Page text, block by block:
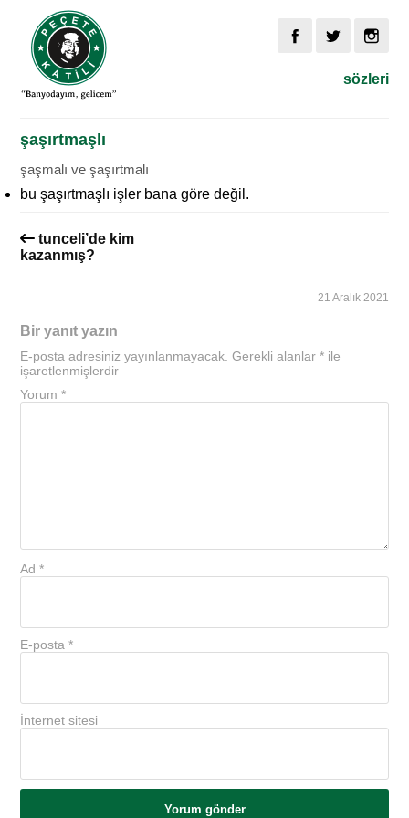
sözleri
şaşırtmaşlı
şaşmalı ve şaşırtmalı
bu şaşırtmaşlı işler bana göre değil.
tunceli’de kim
kazanmış?
21 Aralık 2021
Bir yanıt yazın
E-posta adresiniz yayınlanmayacak. Gerekli alanlar* ile
işaretlenmişlerdir
Yorum*
Ad*
E-posta*
İnternet sitesi